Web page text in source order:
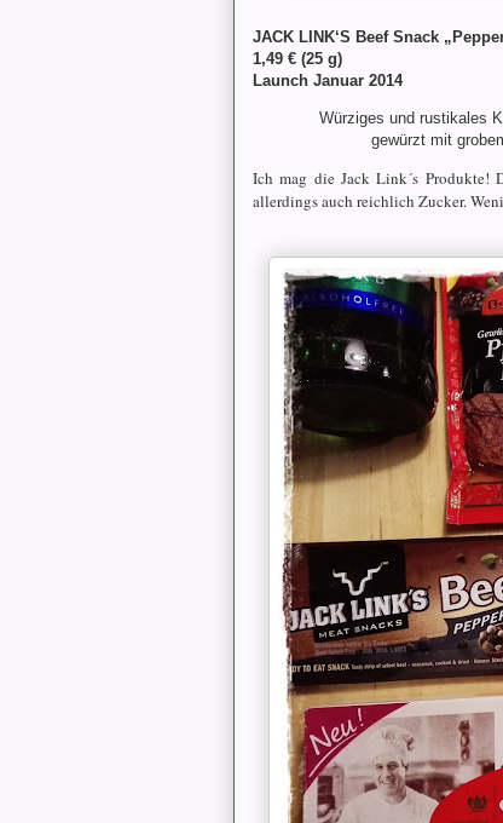
JACK LINK‘S Beef Snack
1,49 € (25 g)
Launch Januar 2014
Würziges und rustikales
gewürzt mit
Ich mag die Jack Link´s Produkte!
allerdings auch reichlich Zucker.